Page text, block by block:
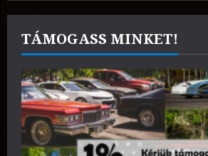
TÁMOGASS MINKET!